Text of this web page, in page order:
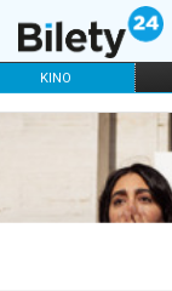
KINO
OPERA I BALET